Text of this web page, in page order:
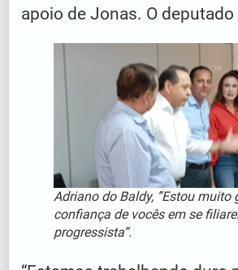
apoio de Jonas. O
Adriano do Baldy, ”Estou muito
confiança de vocês em se
progressista”.